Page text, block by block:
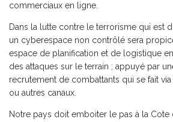
commerciaux en ligne.
Dans la lutte contre le terrorisme qui est
un cyberespace non contrôlé sera propice
espace de planification et de logistique
des attaques sur le terrain ; appuyé par
recrutement de combattants qui se fait
ou autres canaux.
Notre pays doit emboiter le pas à la Cote